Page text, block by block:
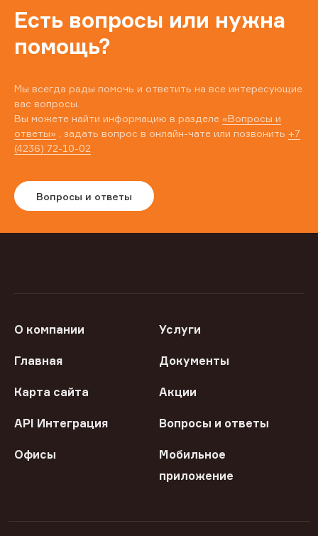
Есть вопросы или нужна
помощь?
Мы всегда рады помочь и ответить на все интересующие
вас вопросы.
Вы можете найти информацию в разделе «Вопросы и
ответы» , задать вопрос в онлайн-чате или позвонить +7
(4236) 72-10-02
Вопросы и ответы
О компании Услуги
Главная Документы
Карта сайта Акции
API Интеграция Вопросы и ответы
Офисы
Мобильное
приложение